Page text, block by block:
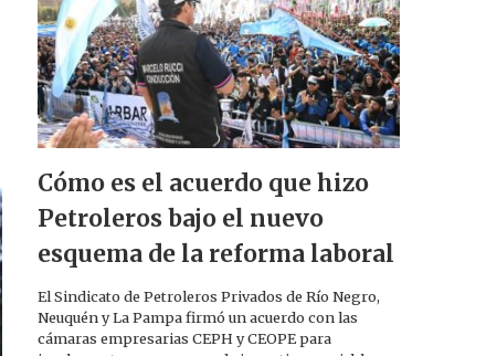
Cómo es el acuerdo que hizo
Petroleros bajo el nuevo
esquema de la reforma laboral
El Sindicato de Petroleros Privados de Río Negro,
Neuquén y La Pampa firmó un acuerdo con las
cámaras empresarias CEPH y CEOPE para